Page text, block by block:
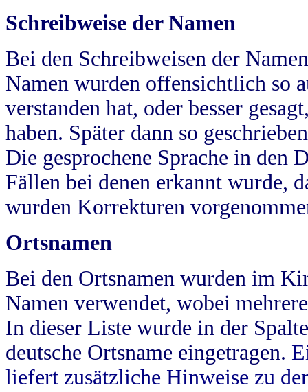
Schreibweise der Namen
Bei den Schreibweisen der
Namen wurden offensichtlich so
verstanden hat, oder besser
haben. Später dann so
Die gesprochene Sprache in
Fällen bei denen erkannt wurde,
wurden Korrekturen
Ortsnamen
Bei den Ortsnamen wurden im
Namen verwendet, wobei
In dieser Liste wurde in der
deutsche Ortsname eingetragen.
liefert zusätzliche Hinweise zu